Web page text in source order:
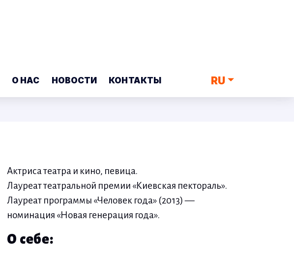
О НАС НОВОСТИ КОНТАКТЫ RU
Актриса театра и кино, певица.
Лауреат театральной премии «Киевская пектораль».
Лауреат программы «Человек года» (2013) —
номинация «Новая генерация года».
О себе: